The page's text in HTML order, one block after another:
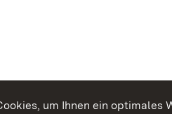
um Ihnen ein optimales